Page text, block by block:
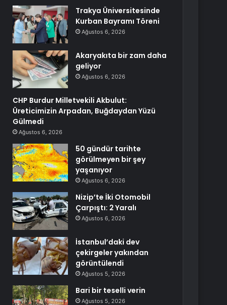
Trakya Üniversitesinde
Kurban Bayramı Töreni
Ağustos 6, 2026
Akaryakıta bir zam daha
geliyor
Ağustos 6, 2026
CHP Burdur Milletvekili Akbulut:
Üreticimizin Arpadan, Buğdaydan Yüzü
Gülmedi
Ağustos 6, 2026
50 gündür tarihte
görülmeyen bir şey
yaşanıyor
Ağustos 6, 2026
Nizip’te İki Otomobil
Çarpıştı: 2 Yaralı
Ağustos 6, 2026
İstanbul’daki dev
çekirgeler yakından
görüntülendi
Ağustos 5, 2026
Bari bir teselli verin
Ağustos 5, 2026